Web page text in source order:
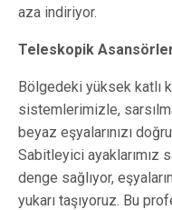
aza indiriyor.
Teleskopik
Bölgedeki yüksek katlı
sistemlerimizle,
beyaz eşyalarınızı
Sabitleyici ayaklarımız
denge sağlıyor,
yukarı taşıyoruz. Bu